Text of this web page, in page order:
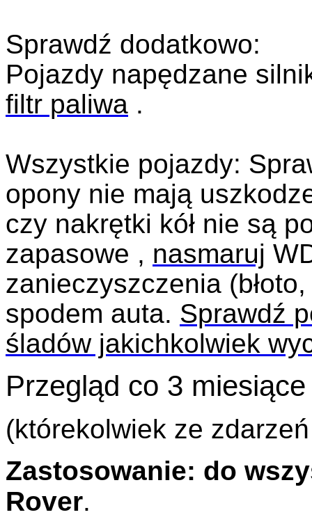
Sprawdź dodatkowo:
Pojazdy napędzane
filtr paliwa .
Wszystkie pojazdy:
opony nie mają
czy nakrętki kół nie są
zapasowe , nasmaruj
zanieczyszczenia
spodem auta. Sprawdź
śladów jakichkolwiek
Przegląd co 3
(którekolwiek ze
Zastosowanie: do
Rover.